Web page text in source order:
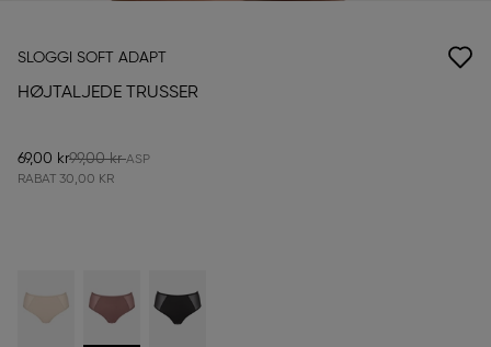
SLOGGI SOFT ADAPT
HØJTALJEDE TRUSSER
69,00 kr99,00 kr
RABAT 30,00 KR